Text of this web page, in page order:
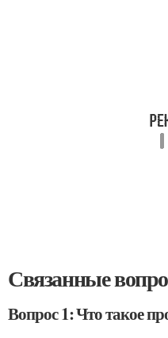
Связанные
Вопрос 1: Что такое